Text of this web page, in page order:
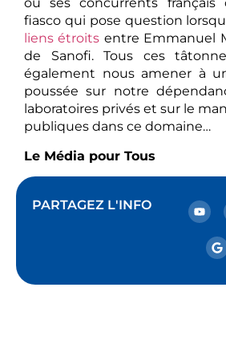
où ses concurrents français
fiasco qui pose question
liens étroits entre Emmanuel
de Sanofi. Tous ces
également nous amener à
poussée sur notre
laboratoires privés et sur le
publiques dans ce domaine…
Le Média pour Tous
PARTAGEZ L'INFO